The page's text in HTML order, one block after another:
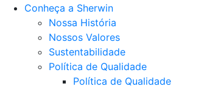
Conheça a Sherwin
Nossa História
Nossos Valores
Sustentabilidade
Política de Qualidade
Política de Qualidade